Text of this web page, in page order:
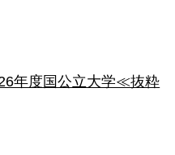
年度国公立大学≪抜粋